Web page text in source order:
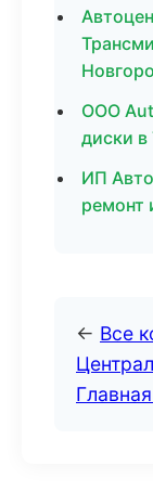
ООО
диски в
ИП
ремонт
← Все